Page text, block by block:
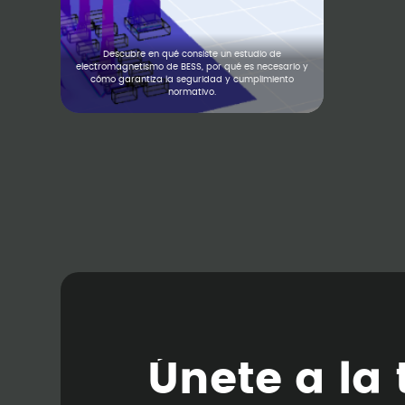
Descubre en qué consiste un estudio de
electromagnetismo de BESS, por qué es necesario y
cómo garantiza la seguridad y cumplimiento
normativo.
Únete a a